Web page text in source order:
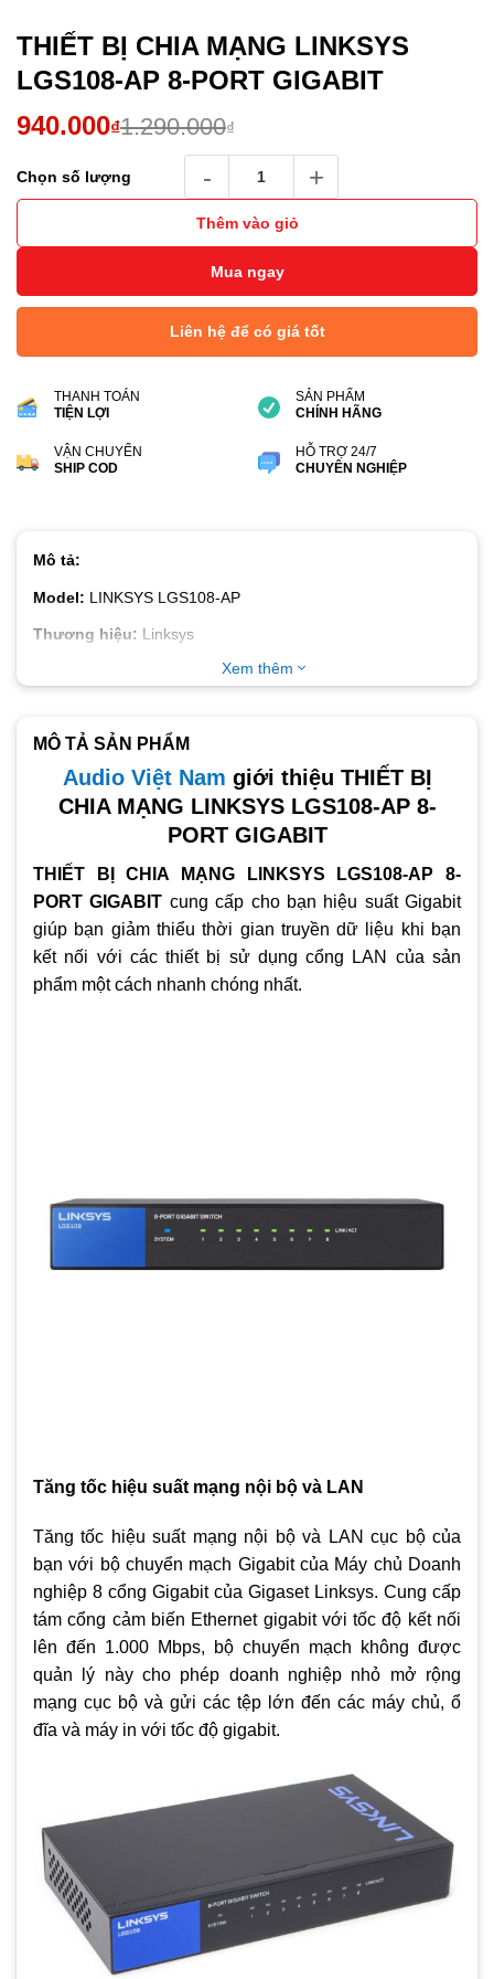
THIẾT BỊ CHIA MẠNG LINKSYS
LGS108-AP 8-PORT GIGABIT
1.290.000₫
Giá
là:
940.000₫
Giá
tại
940.000₫.
Chọn số lượng
Thêm vào giỏ
Mua ngay
Liên hệ để có giá tốt
THANH TOÁN
TIỆN LỢI
SẢN PHẨM
CHÍNH HÃNG
VẬN CHUYỂN
SHIP COD
HỖ TRỢ 24/7
CHUYÊN NGHIỆP
Mô tả:
Model: LINKSYS LGS108-AP
Thương hiệu: Linksys
Bảo hành:3 năm
LINKSYS LGS108-AP
8 x 10/100/1000Mbps cổng LAN Gigabit
Đạt chuẩn tiết kiệm năng lượng EEE 802.3az
QoS cho phép tự động thiết lập tốc độ tối ưu nhất
Thiết kế để bàn, vỏ hợp kim siêu bền và cho phép tản
nhiệt tốt
Xem thêm
MÔ TẢ SẢN PHẨM
Audio Việt Nam giới thiệu THIẾT BỊ
CHIA MẠNG LINKSYS LGS108-AP 8-
PORT GIGABIT
THIẾT BỊ CHIA MẠNG LINKSYS LGS108-AP 8-
PORT GIGABIT cung cấp cho bạn hiệu suất Gigabit
giúp bạn giảm thiểu thời gian truyền dữ liệu khi bạn
kết nối với các thiết bị sử dụng cổng LAN của sản
phẩm một cách nhanh chóng nhất.
Tăng tốc hiệu suất mạng nội bộ và LAN
Tăng tốc hiệu suất mạng nội bộ và LAN cục bộ của
bạn với bộ chuyển mạch Gigabit của Máy chủ Doanh
nghiệp 8 cổng Gigabit của Gigaset Linksys. Cung cấp
tám cổng cảm biến Ethernet gigabit với tốc độ kết nối
lên đến 1.000 Mbps, bộ chuyển mạch không được
quản lý này cho phép doanh nghiệp nhỏ mở rộng
mạng cục bộ và gửi các tệp lớn đến các máy chủ, ổ
đĩa và máy in với tốc độ gigabit.